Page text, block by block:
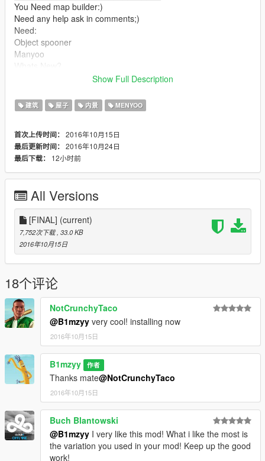
You Need map builder:)
Need any help ask in comments;)
Need:
Object spooner
Manyoo
and some details:)
Hope you like it:)
Show Full Description
建筑 屋子 内景 MENYOO
首次上传时间： 2016年10月15日
最后更新时间： 2016年10月24日
最后下载：
12小时前
All Versions
[FINAL] (current)
7,752次下载 , 33.0 KB
2016年10月15日
18个评论
NotCrunchyTaco
@B1mzyy very cool! installing now
2016年10月15日
B1mzyy 作者
Thanks mate@NotCrunchyTaco
2016年10月15日
Buch Blantowski
@B1mzyy I very like this mod! What i like the most is
the variation you used in your mod! Keep up the good
work!